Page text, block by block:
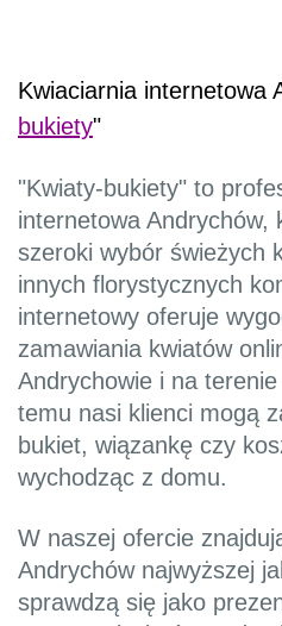
Kwiaciarnia internetowa
bukiety"
"Kwiaty-bukiety" to
internetowa Andrychów,
szeroki wybór świeżych
innych florystycznych
internetowy oferuje
zamawiania kwiatów
Andrychowie i na terenie
temu nasi klienci mogą
bukiet, wiązankę czy
wychodząc z domu.
W naszej ofercie
Andrychów najwyższej
sprawdzą się jako